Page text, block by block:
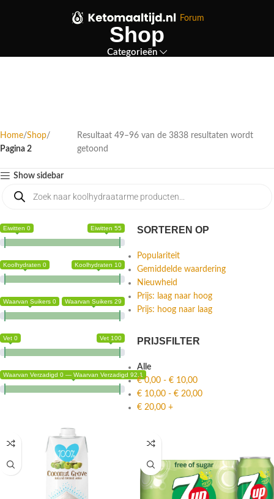
Forum
Shop
Categorieën
Home Shop
Pagina 2
Resultaat 49–96 van de 3838 resultaten wordt
getoond
Show sidebar
Eiwitten 0 Eiwitten 55
Koolhydraten 0 Koolhydraten 10
Waarvan Suikers 0 Waarvan Suikers 29
Vet 0 Vet 100
Waarvan Verzadigd 0 — Waarvan Verzadigd 92.1
SORTEREN OP
Populariteit
Gemiddelde waardering
Nieuwheid
Prijs: laag naar hoog
Prijs: hoog naar laag
PRIJSFILTER
Alle
€0,00 - € 10,00
€ 10,00 - € 20,00
€ 20,00 +